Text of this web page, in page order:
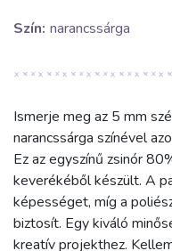
Szín: narancssárga
Ismerje meg az 5 mm
narancssárga színével
Ez az egyszínű zsinór
keverékéből készült. A
képességet, míg a
biztosít. Egy kiváló
kreatív projekthez.